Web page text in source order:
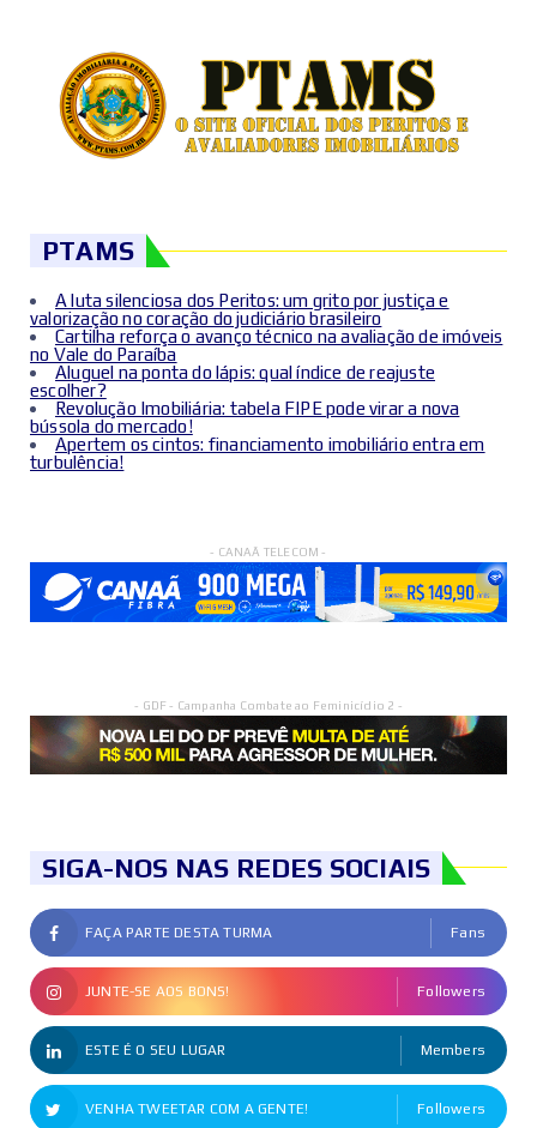
PTAMS
A luta silenciosa dos Peritos: um grito por justiça e
valorização no coração do judiciário brasileiro
Cartilha reforça o avanço técnico na avaliação de imóveis
no Vale do Paraíba
Aluguel na ponta do lápis: qual índice de reajuste
escolher?
Revolução Imobiliária: tabela FIPE pode virar a nova
bússola do mercado!
Apertem os cintos: financiamento imobiliário entra em
turbulência!
- CANAÃ TELECOM -
- GDF - Campanha Combate ao Feminicídio 2 -
SIGA-NOS NAS REDES SOCIAIS
FAÇA PARTE DESTA TURMA Fans
JUNTE-SE AOS BONS! Followers
ESTE É O SEU LUGAR Members
VENHA TWEETAR COM A GENTE! Followers